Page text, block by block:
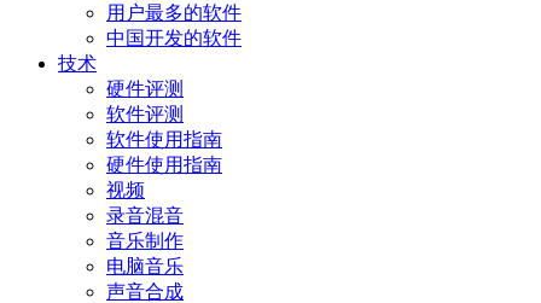
用户最多的软件
中国开发的软件
技术
硬件评测
软件评测
软件使用指南
硬件使用指南
视频
录音混音
音乐制作
电脑音乐
声音合成